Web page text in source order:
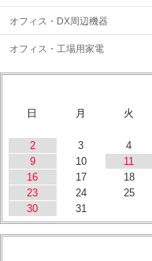
オフィス・DX周辺機器
オフィス・工場用家電
日
月 火
2
3 4
9
10 11
16
17 18
23
24 25
30
31